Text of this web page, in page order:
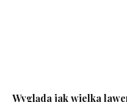
Wygląda jak wielka